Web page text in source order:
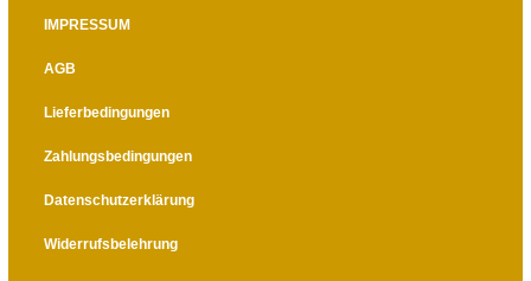
IMPRESSUM
AGB
Lieferbedingungen
Zahlungsbedingungen
Datenschutzerklärung
Widerrufsbelehrung